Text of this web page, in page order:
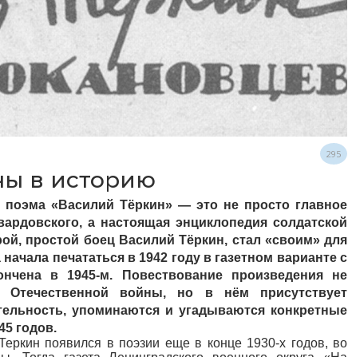
295
в историю
«Василий Тёркин» — это не просто главное
а настоящая энциклопедия солдатской
простой боец Василий Тёркин, стал «своим» для
печататься в 1942 году в газетном варианте с
в 1945-м. Повествование произведения не
войны, но в нём присутствует
упоминаются и угадываются конкретные
годов.
появился в поэзии еще в конце 1930-х годов, во